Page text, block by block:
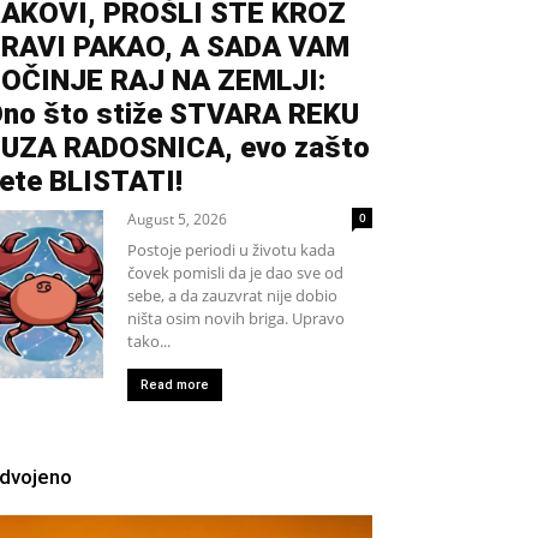
PROŠLI STE KROZ
PAKAO, A SADA VAM
RAJ NA ZEMLJI:
što stiže STVARA REKU
RADOSNICA, evo zašto
BLISTATI!
August 5, 2026 0
Postoje periodi u životu kada
čovek pomisli da je dao sve od
sebe, a da zauzvrat nije dobio
ništa osim novih briga. Upravo
tako...
Read more